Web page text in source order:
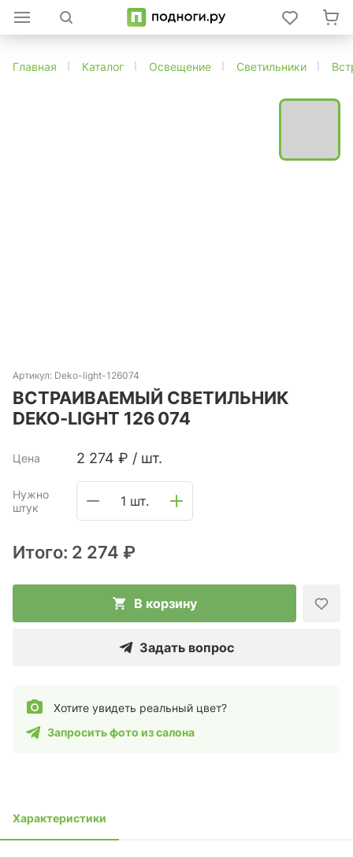
Главная Каталог Освещение Светильники
Артикул: Deko-light-126074
ВСТРАИВАЕМЫЙ СВЕТИЛЬНИК
DEKO-LIGHT 126 074
Цена 2 274 ₽ / шт.
Нужно
штук
1 шт.
Итого: 2 274 ₽
В корзину
Задать вопрос
Хотите увидеть реальный цвет?
Запросить фото из салона
Характеристики